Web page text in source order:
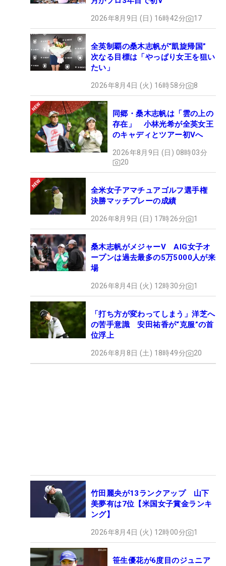
2026年8月9日 (日) 16時42分 17
全英制覇の桑木志帆が“凱旋帰国”
次なる目標は「やっぱり女王を狙い
たい」
2026年8月4日 (火) 16時58分 8
同郷・桑木志帆は「雲の上の
存在」 小林光希が全英女王
のキャディとツアー初Vへ
2026年8月9日 (日) 08時03分
20
全米女子アマチュアゴルフ選手権
決勝マッチプレーの成績
2026年8月9日 (日) 17時26分 1
桑木志帆がメジャーV AIG女子オ
ープンは過去最多の5万5000人が来
場
2026年8月4日 (火) 12時30分 1
「打ち方が変わってしまう」洋芝へ
の苦手意識 安田祐香が“克服”の首
位浮上
2026年8月8日 (土) 18時49分 20
竹田麗央が13ランクアップ 山下
美夢有は7位【米国女子賞金ランキ
ング】
2026年8月4日 (火) 12時00分 1
笹生優花が6度目のジュニア